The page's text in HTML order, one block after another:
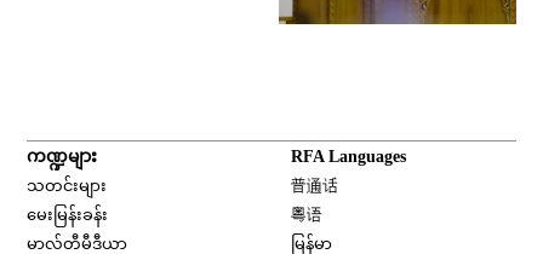
ကဏ္ဍများ
သတင်းများ
မေးမြန်းခန်း
မာလ်တီမီဒီယာ
RFA Languages
普通话
粤语
မြန်မာ